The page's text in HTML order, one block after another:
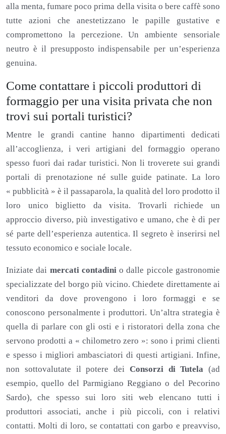
alla menta, fumare poco prima della visita o bere caffè sono
tutte azioni che anestetizzano le papille gustative e
compromettono la percezione. Un ambiente sensoriale
neutro è il presupposto indispensabile per un’esperienza
genuina.
Come contattare i piccoli produttori di
formaggio per una visita privata che non
trovi sui portali turistici?
Mentre le grandi cantine hanno dipartimenti dedicati
all’accoglienza, i veri artigiani del formaggio operano
spesso fuori dai radar turistici. Non li troverete sui grandi
portali di prenotazione né sulle guide patinate. La loro
« pubblicità » è il passaparola, la qualità del loro prodotto il
loro unico biglietto da visita. Trovarli richiede un
approccio diverso, più investigativo e umano, che è di per
sé parte dell’esperienza autentica. Il segreto è inserirsi nel
tessuto economico e sociale locale.
Iniziate dai mercati contadini o dalle piccole gastronomie
specializzate del borgo più vicino. Chiedete direttamente ai
venditori da dove provengono i loro formaggi e se
conoscono personalmente i produttori. Un’altra strategia è
quella di parlare con gli osti e i ristoratori della zona che
servono prodotti a « chilometro zero »: sono i primi clienti
e spesso i migliori ambasciatori di questi artigiani. Infine,
non sottovalutate il potere dei Consorzi di Tutela (ad
esempio, quello del Parmigiano Reggiano o del Pecorino
Sardo), che spesso sui loro siti web elencano tutti i
produttori associati, anche i più piccoli, con i relativi
contatti. Molti di loro, se contattati con garbo e preavviso,